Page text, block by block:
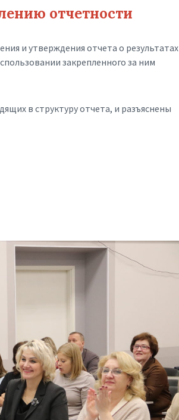
отчетности
и утверждения отчета о результатах
закрепленного за ним
в структуру отчета, и разъяснены